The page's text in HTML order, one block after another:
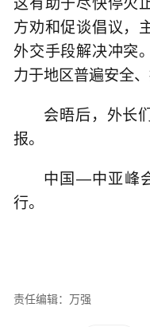
方劝和促谈倡议，
外交手段解决冲突
力于地区普遍安全
会晤后，外长
报。
中国—中亚峰
行。
责任编辑：万强